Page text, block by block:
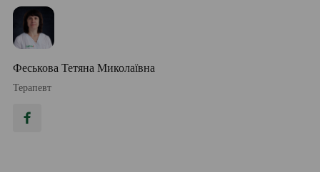
Феськова Тетяна Миколаївна
Терапевт